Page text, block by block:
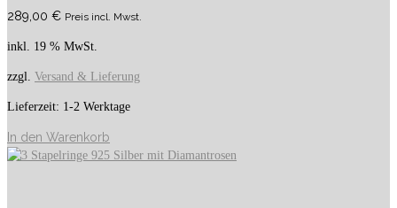
289,00 € Preis incl. Mwst.
inkl. 19 % MwSt.
zzgl. Versand & Lieferung
Lieferzeit: 1-2 Werktage
In den Warenkorb